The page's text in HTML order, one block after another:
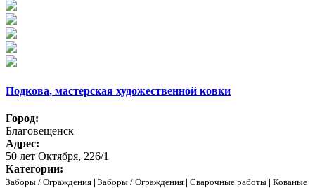
Подкова, мастерская художественной ковки
Город:
Благовещенск
Адрес:
50 лет Октября, 226/1
Категории:
Заборы / Ограждения | Заборы / Ограждения | Сварочные работы | Кованые